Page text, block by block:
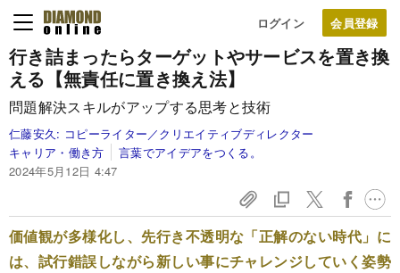
ログイン
行き詰まったらターゲットやサービスを置き換
える【無責任に置き換え法】
問題解決スキルがアップする思考と技術
仁藤安久: コピーライター／クリエイティブディレクター
キャリア・働き方
言葉でアイデアをつくる。
2024年5月12日 4:47
価値観が多様化し、先行き不透明な「正解のない時代」に
は、試行錯誤しながら新しい事にチャレンジしていく姿勢